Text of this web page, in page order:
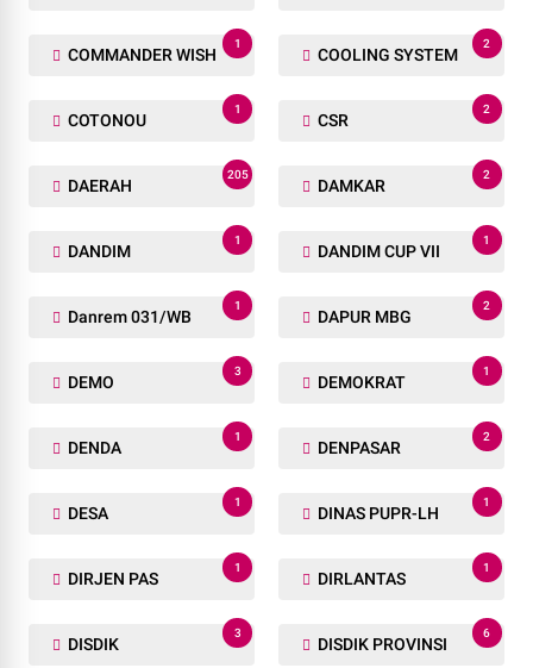
COMMANDER WISH
1
COOLING SYSTEM
2
COTONOU
1
CSR
2
DAERAH
205
DAMKAR
2
DANDIM
1
DANDIM CUP VII
1
Danrem 031/WB
1
DAPUR MBG
2
DEMO
3
DEMOKRAT
1
DENDA
1
DENPASAR
2
DESA
1
DINAS PUPR-LH
1
DIRJEN PAS
1
DIRLANTAS
1
DISDIK
3
DISDIK PROVINSI
6